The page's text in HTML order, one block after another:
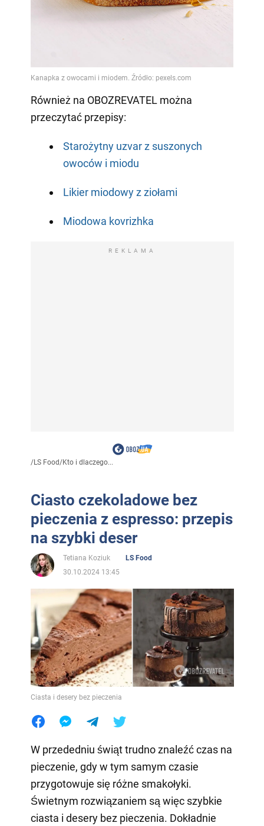
Również na OBOZREVATEL można
przeczytać przepisy:
Starożytny uzvar z suszonych
owoców i miodu
Likier miodowy z ziołami
Miodowa kovrizhka
REKLAMA
/LS Food/Kto i dlaczego...
Ciasto czekoladowe bez
pieczenia z espresso: przepis
na szybki deser
Tetiana Koziuk
LS Food
30.10.2024 13:45
Ciasta i desery bez pieczenia
W przededniu świąt trudno znaleźć czas na
pieczenie, gdy w tym samym czasie
przygotowuje się różne smakołyki.
Świetnym rozwiązaniem są więc szybkie
ciasta i desery bez pieczenia. Dokładnie